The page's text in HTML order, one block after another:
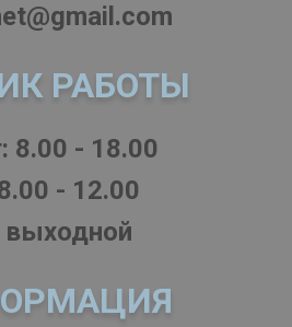
РАБОТЫ
8.00 - 18.00
- 12.00
выходной